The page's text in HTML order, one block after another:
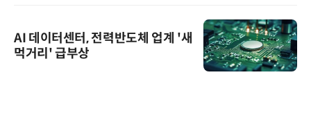
AI 데이터센터, 전력반도체 업계 '새
먹거리' 급부상